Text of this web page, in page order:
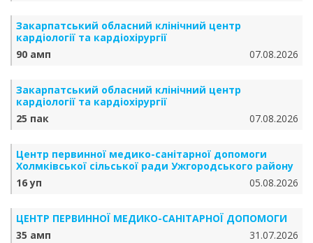
Закарпатський обласний клінічний центр
кардіології та кардіохірургії
90 амп
07.08.2026
Закарпатський обласний клінічний центр
кардіології та кардіохірургії
25 пак
07.08.2026
Центр первинної медико-санітарної допомоги
Холмківської сільської ради Ужгородського району
16 уп
05.08.2026
ЦЕНТР ПЕРВИННОЇ МЕДИКО-САНІТАРНОЇ ДОПОМОГИ
35 амп
31.07.2026